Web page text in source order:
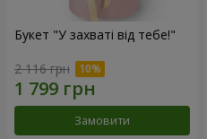
Букет "У захваті від тебе!"
2 116 грн
Замовити